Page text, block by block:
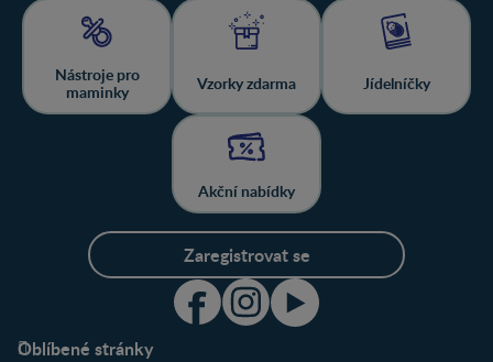
Nástroje pro
maminky
Vzorky zdarma Jídelníčky
Akční nabídky
Zaregistrovat se
Oblíbené stránky